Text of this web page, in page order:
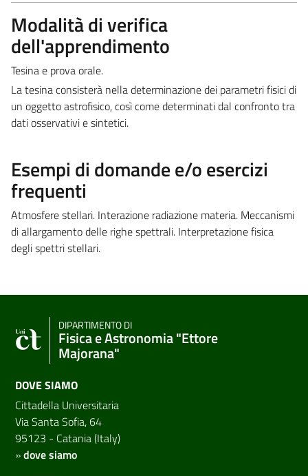
Modalità di verifica
dell'apprendimento
Tesina e prova orale.
La tesina consisterà nella determinazione dei parametri fisici di
un oggetto astrofisico, così come determinati dal confronto tra
dati osservativi e sintetici.
Esempi di domande e/o esercizi
frequenti
Atmosfere stellari. Interazione radiazione materia. Meccanismi
di allargamento delle righe spettrali. Interpretazione fisica
degli spettri stellari.
DIPARTIMENTO DI
Fisica e Astronomia "Ettore
Majorana"
DOVE SIAMO
Cittadella Universitaria
Via Santa Sofia, 64
95123 - Catania (Italy)
»dove siamo